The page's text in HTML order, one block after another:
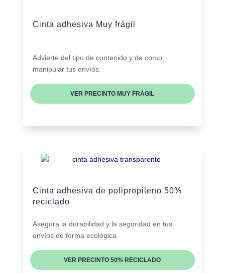
Cinta adhesiva Muy frágil
Advierte del tipo de contenido y de como
manipular tus envíos.
VER PRECINTO MUY FRÁGIL
Cinta adhesiva de polipropileno 50%
reciclado
Asegura la durabilidad y la seguridad en tus
envíos de forma ecológica.
VER PRECINTO 50% RECICLADO